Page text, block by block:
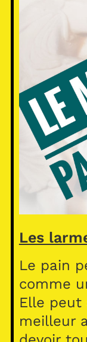
Les
Le pain
comme
Elle peut
meilleur